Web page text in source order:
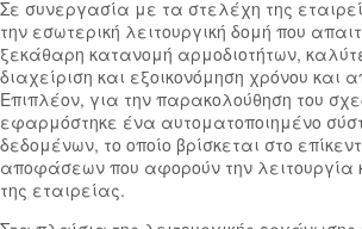
Σε συνεργασία με τα στελέχη της
την εσωτερική λειτουργική δομή που
ξεκάθαρη κατανομή αρμοδιοτήτων,
διαχείριση και εξοικονόμηση χρόνου και
Επιπλέον, για την παρακολούθηση του
εφαρμόστηκε ένα αυτοματοποιημένο
δεδομένων, το οποίο βρίσκεται στο
αποφάσεων που αφορούν την λειτουργία
της εταιρείας.